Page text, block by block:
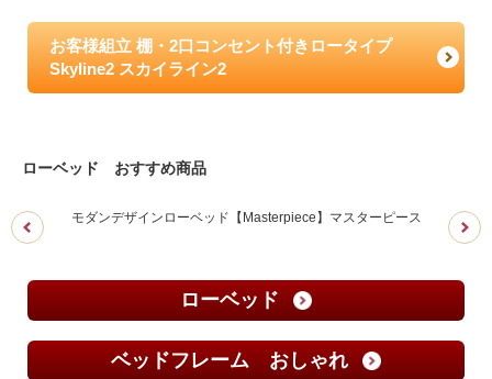
お客様組立 棚・2口コンセント付きロータイプ
Skyline2 スカイライン2
ローベッド おすすめ商品
モダンデザインローベッド【Masterpiece】マスターピース
ローベッド
ベッドフレーム おしゃれ